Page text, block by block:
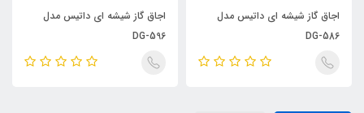
اجاق گاز شیشه ای داتیس مدل
DG-586
اجاق گاز شیشه ای داتیس مدل
DG-596